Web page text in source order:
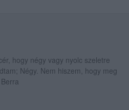
hogy négy vagy nyolc szeletre
Négy. Nem hiszem, hogy meg